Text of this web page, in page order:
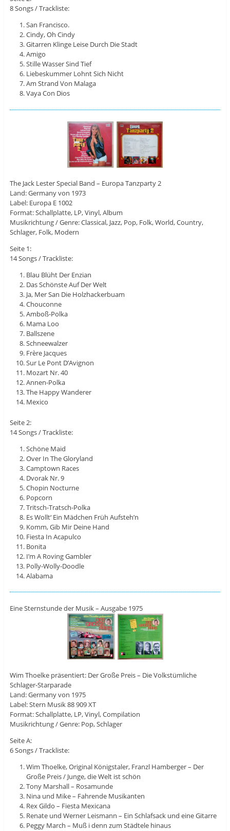
8 Songs / Trackliste:
San Francisco.
Cindy, Oh Cindy
Gitarren Klinge Leise Durch Die Stadt
Amigo
Stille Wasser Sind Tief
Liebeskummer Lohnt Sich Nicht
Am Strand Von Malaga
Vaya Con Dios
The Jack Lester Special Band ‎– Europa Tanzparty 2
Land: Germany von 1973
Label: Europa E 1002
Format: Schallplatte, LP, Vinyl, Album
Musikrichtung / Genre: Classical, Jazz, Pop, Folk, World, Country,
Schlager, Folk, Modern
Seite 1:
14 Songs / Trackliste:
Blau Blüht Der Enzian
Das Schönste Auf Der Welt
Ja, Mer San Die Holzhackerbuam
Chouconne
Amboß-Polka
Mama Loo
Ballszene
Schneewalzer
Frère Jacques
Sur Le Pont D’Avignon
Mozart Nr. 40
Annen-Polka
The Happy Wanderer
Mexico
Seite 2:
14 Songs / Trackliste:
Schöne Maid
Over In The Gloryland
Camptown Races
Dvorak Nr. 9
Chopin Nocturne
Popcorn
Tritsch-Tratsch-Polka
Es Wollt‘ Ein Mädchen Früh Aufsteh’n
Komm, Gib Mir Deine Hand
Fiesta In Acapulco
Bonita
I’m A Roving Gambler
Polly-Wolly-Doodle
Alabama
Eine Sternstunde der Musik – Ausgabe 1975
Wim Thoelke präsentiert: Der Große Preis – Die Volkstümliche
Schlager-Starparade
Land: Germany von 1975
Label: Stern Musik 88 909 XT
Format: Schallplatte, LP, Vinyl, Compilation
Musikrichtung / Genre: Pop, Schlager
Seite A:
6 Songs / Trackliste:
Wim Thoelke, Original Königstaler, Franzl Hamberger – Der
Große Preis / Junge, die Welt ist schön
Tony Marshall – Rosamunde
Nina und Mike – Fahrende Musikanten
Rex Gildo – Fiesta Mexicana
Renate und Werner Leismann – Ein Schlafsack und eine Gitarre
Peggy March – Muß i denn zum Städtele hinaus